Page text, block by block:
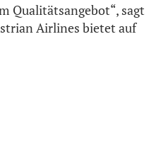
Qualitätsangebot“, sagt
Airlines bietet auf